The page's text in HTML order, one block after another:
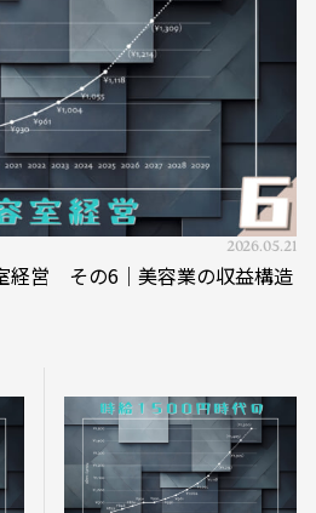
2026.05.21
経営 その6｜美容業の収益構造